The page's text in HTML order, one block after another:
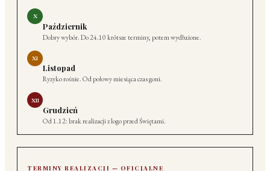
X
Październik
Dobry wybór. Do 24.10 krótsze terminy, potem wydłużone.
XI
Listopad
Ryzyko rośnie. Od połowy miesiąca czas goni.
XII
Grudzień
Od 1.12: brak realizacji z logo przed Świętami.
TERMINY REALIZACJI — OFICJALNE